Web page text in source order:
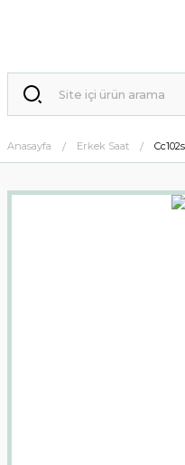
Anasayfa Erkek Saat